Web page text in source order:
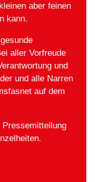
aber feinen
kann.
aller Vorfreude
und
und alle Narren
auf dem